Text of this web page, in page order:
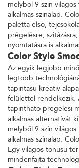
melyből 9 szín
alkalmas színalap.
paletta első,
prégelésre,
nyomtatásra is
Color Style
Az egyik legjobb
legtöbb
tapintású kreatív
felülettel rendelkezik.
tapintható prégelési
alkalmas alternatívát
melyből 9 szín
alkalmas színalap.
Egy világos tónusú
mindenfajta